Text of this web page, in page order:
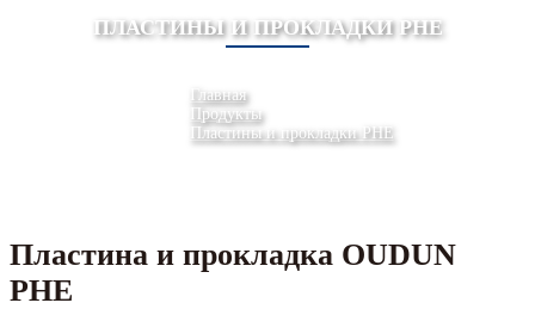
ПЛАСТИНЫ И ПРОКЛАДКИ PHE
Главная
Продукты
Пластины и прокладки PHE
Пластина и прокладка OUDUN
PHE